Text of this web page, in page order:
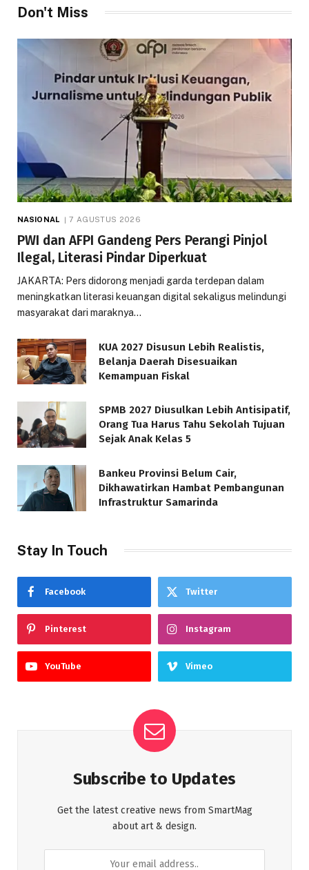
Don't Miss
NASIONAL 7 AGUSTUS 2026
PWI dan AFPI Gandeng Pers Perangi Pinjol
Ilegal, Literasi Pindar Diperkuat
JAKARTA: Pers didorong menjadi garda terdepan dalam
meningkatkan literasi keuangan digital sekaligus melindungi
masyarakat dari maraknya…
KUA 2027 Disusun Lebih Realistis,
Belanja Daerah Disesuaikan
Kemampuan Fiskal
SPMB 2027 Diusulkan Lebih Antisipatif,
Orang Tua Harus Tahu Sekolah Tujuan
Sejak Anak Kelas 5
Bankeu Provinsi Belum Cair,
Dikhawatirkan Hambat Pembangunan
Infrastruktur Samarinda
Stay In Touch
Facebook Twitter
Pinterest Instagram
YouTube Vimeo
Subscribe to Updates
Get the latest creative news from SmartMag
about art & design.